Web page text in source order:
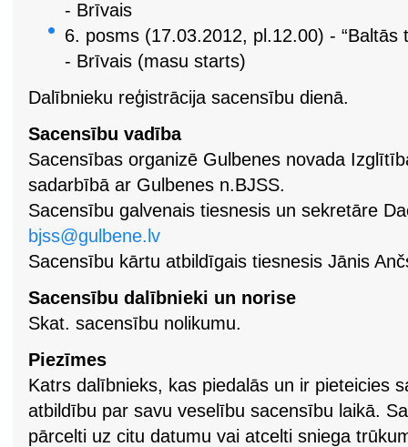
- Brīvais
6. posms (17.03.2012, pl.12.00) - “Baltās
- Brīvais (masu starts)
Dalībnieku reģistrācija sacensību dienā.
Sacensību vadība
Sacensības organizē Gulbenes novada
sadarbībā ar Gulbenes n.BJSS.
Sacensību galvenais tiesnesis un sekretāre
bjss@gulbene.lv
Sacensību kārtu atbildīgais tiesnesis Jānis
Sacensību dalībnieki un norise
Skat. sacensību nolikumu.
Piezīmes
Katrs dalībnieks, kas piedalās un ir pieteicies
atbildību par savu veselību sacensību laikā.
pārcelti uz citu datumu vai atcelti sniega